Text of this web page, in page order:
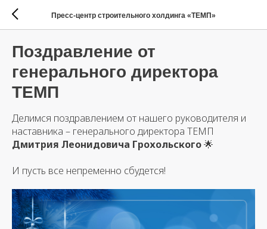
Пресс-центр строительного холдинга «ТЕМП»
Поздравление от
генерального директора
ТЕМП
Делимся поздравлением от нашего руководителя и
наставника – генерального директора ТЕМП
Дмитрия Леонидовича Грохольского🌟
И пусть все непременно сбудется!